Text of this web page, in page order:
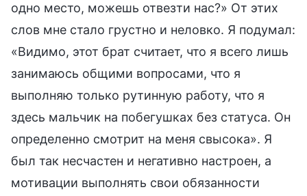
одно место, можешь отвезти нас?» От этих
слов мне стало грустно и неловко. Я подумал:
«Видимо, этот брат считает, что я всего лишь
занимаюсь общими вопросами, что я
выполняю только рутинную работу, что я
здесь мальчик на побегушках без статуса. Он
определенно смотрит на меня свысока». Я
был так несчастен и негативно настроен, а
мотивации выполнять свои обязанности